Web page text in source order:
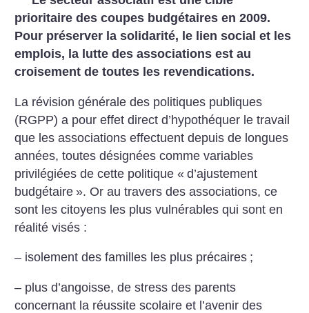
prioritaire des coupes budgétaires en 2009.
Pour préserver la solidarité, le lien social et les
emplois, la lutte des associations est au
croisement de toutes les revendications.
La révision générale des politiques publiques
(RGPP) a pour effet direct d’hypothéquer le travail
que les associations effectuent depuis de longues
années, toutes désignées comme variables
privilégiées de cette politique « d’ajustement
budgétaire ». Or au travers des associations, ce
sont les citoyens les plus vulnérables qui sont en
réalité visés :
– isolement des familles les plus précaires ;
– plus d’angoisse, de stress des parents
concernant la réussite scolaire et l’avenir des